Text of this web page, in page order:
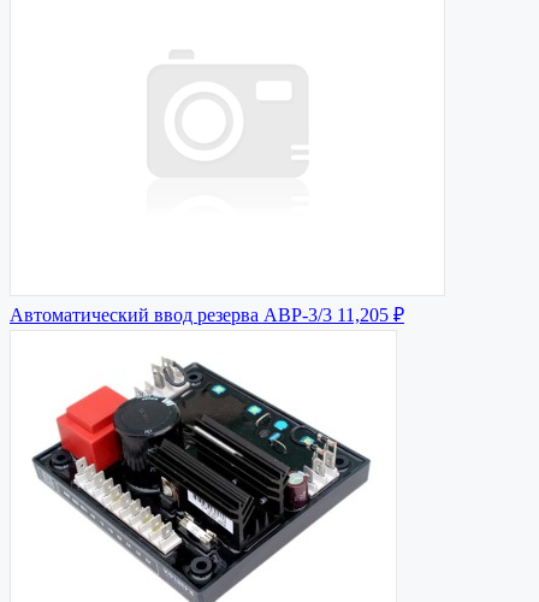
Автоматический ввод резерва АВР-3/3 11,205 ₽